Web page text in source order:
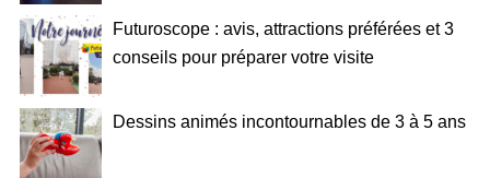
Futuroscope : avis, attractions préférées et 3
conseils pour préparer votre visite
Dessins animés incontournables de 3 à 5 ans